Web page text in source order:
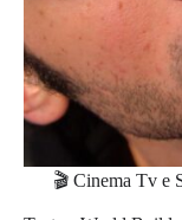
🎬 Cinema Tv e